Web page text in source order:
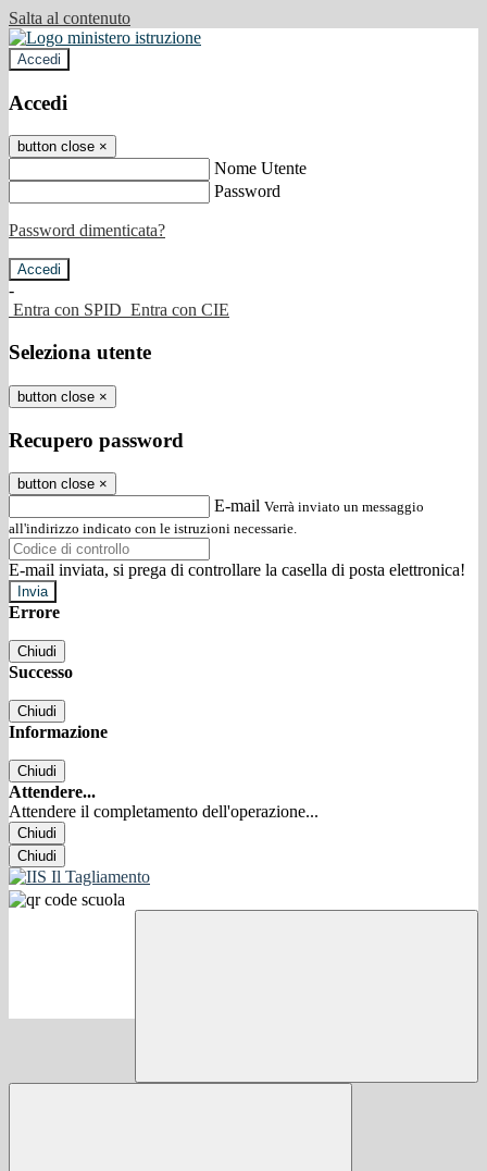
Salta al contenuto
Accedi
Accedi
button close ×
Nome Utente
Password
Password dimenticata?
-
Entra con SPID Entra con CIE
Seleziona utente
button close ×
Recupero password
button close ×
E-mail Verrà inviato un messaggio
all'indirizzo indicato con le istruzioni necessarie.
E-mail inviata, si prega di controllare la casella di posta elettronica!
Errore
Chiudi
Successo
Chiudi
Informazione
Chiudi
Attendere...
Attendere il completamento dell'operazione...
Chiudi
Chiudi